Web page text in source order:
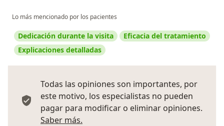
Lo más mencionado por los pacientes
Dedicación durante la visita
Eficacia del tratamiento
Explicaciones detalladas
Todas las opiniones son importantes, por
este motivo, los especialistas no pueden
pagar para modificar o eliminar opiniones.
Saber más.